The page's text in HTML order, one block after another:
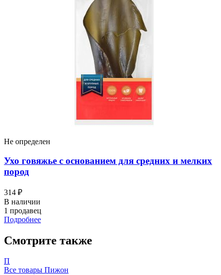
Не определен
Ухо говяжье с основанием для средних и мелких
пород
314 ₽
В наличии
1 продавец
Подробнее
Смотрите также
П
Все товары Пижон